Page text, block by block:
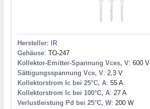
Hersteller:
IR
Gehäuse: TO-247
Kollektor-Emitter-Spannung Vces, V: 600 V
Sättigungsspannung Vce, V: 2,3 V
Kollektorstrom Ic bei 25°C, A: 55 A
Kollektorstrom Ic bei 100°C, A: 27 A
Verlustleistung Pd bei 25°C, W: 200 W